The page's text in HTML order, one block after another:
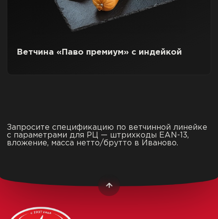
Ветчина «Паво премиум» с индейкой
Запросите спецификацию по ветчинной линейке
с параметрами для РЦ — штрихкоды EAN-13,
вложение, масса нетто/брутто в Иваново.